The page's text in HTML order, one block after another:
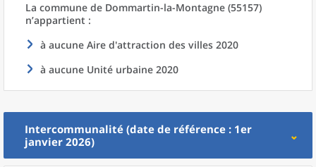
La commune de Dommartin-la-Montagne (55157)
n’appartient :
à aucune Aire d'attraction des villes 2020
à aucune Unité urbaine 2020
Intercommunalité (date de référence : 1er
janvier 2026)